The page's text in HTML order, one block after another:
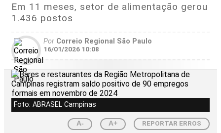
Em 11 meses, setor de alimentação gerou
1.436 postos
Por Correio Regional São Paulo
16/01/2026 10:08
Foto: ABRASEL Campinas
A- A+ REPORTAR ERROS